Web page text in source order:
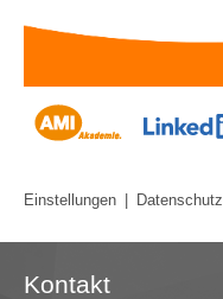
Einstellungen
Datenschutz
Kontakt